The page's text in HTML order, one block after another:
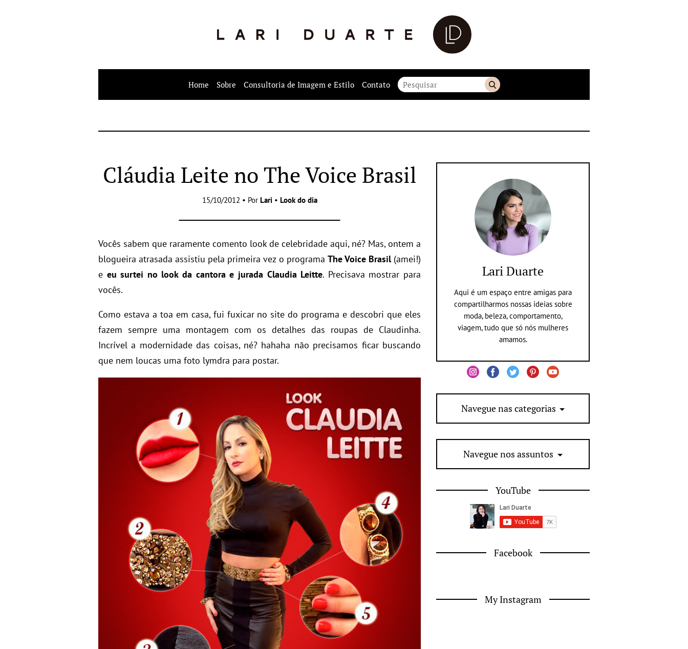
Home Sobre Consultoria de Imagem e Estilo Contato
Cláudia Leite no The Voice Brasil
15/10/2012 • Por Lari • Look do dia
Vocês sabem que raramente comento look de celebridade aqui, né? Mas, ontem a
blogueira atrasada assistiu pela primeira vez o programa The Voice Brasil(amei!)
e eu surtei no look da cantora e jurada Claudia Leitte. Precisava mostrar para
vocês.
Como estava a toa em casa, fui fuxicar no site do programa e descobri que eles
fazem sempre uma montagem com os detalhes das roupas de Claudinha.
Incrível a modernidade das coisas, né? hahaha não precisamos ficar buscando
que nem loucas uma foto lymdra para postar.
Lari Duarte
Aqui é um espaço entre amigas para
compartilharmos nossas ideias sobre
moda, beleza, comportamento,
viagem, tudo que só nós mulheres
amamos.
Navegue nas categorias
Navegue nos assuntos
YouTube
Facebook
My Instagram